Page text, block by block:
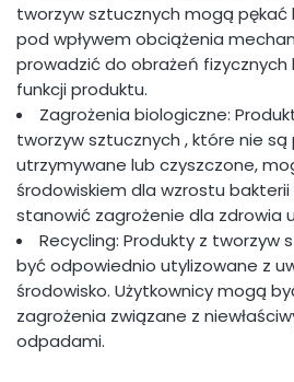
tworzyw sztucznych mogą pękać
pod wpływem obciążenia
prowadzić do obrażeń fizycznych
funkcji produktu.
Zagrożenia biologiczne:
tworzyw sztucznych , które nie są
utrzymywane lub czyszczone,
środowiskiem dla wzrostu bakterii
stanowić zagrożenie dla zdrowia
Recycling: Produkty z tworzyw
być odpowiednio utylizowane z
środowisko. Użytkownicy mogą
zagrożenia związane z
odpadami.